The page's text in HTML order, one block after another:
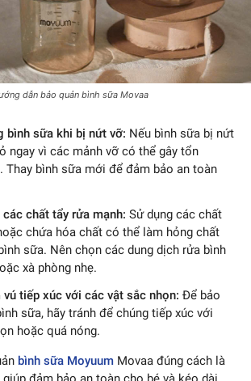
dẫn bảo quản bình sữa Movaa
bình sữa khi bị nứt vỡ: Nếu bình sữa bị nứt
ngay vì các mảnh vỡ có thể gây tổn
Thay bình sữa mới để đảm bảo an toàn
chất tẩy rửa mạnh: Sử dụng các chất
chứa hóa chất có thể làm hỏng chất
sữa. Nên chọn các dung dịch rửa bình
xà phòng nhẹ.
vú tiếp xúc với các vật sắc nhọn: Để bảo
sữa, hãy tránh để chúng tiếp xúc với
hoặc quá nóng.
bình sữa Moyuum Movaa đúng cách là